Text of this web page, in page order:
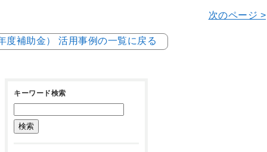
次のページ >
度補助金） 活用事例の一覧に戻る
キーワード検索